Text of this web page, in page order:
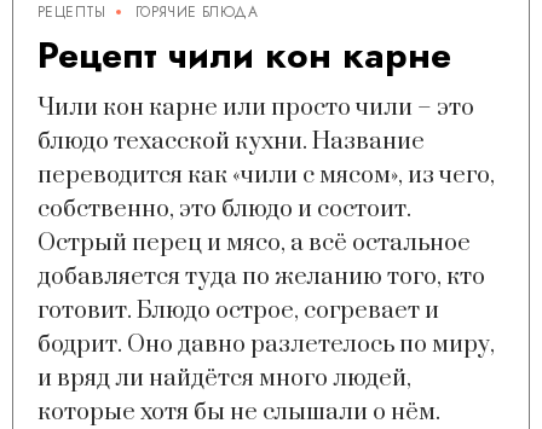
РЕЦЕПТЫ ГОРЯЧИЕ БЛЮДА
Рецепт чили кон карне
Чили кон карне или просто чили – это
блюдо техасской кухни. Название
переводится как «чили с мясом», из чего,
собственно, это блюдо и состоит.
Острый перец и мясо, а всё остальное
добавляется туда по желанию того, кто
готовит. Блюдо острое, согревает и
бодрит. Оно давно разлетелось по миру,
и вряд ли найдётся много людей,
которые хотя бы не слышали о нём.